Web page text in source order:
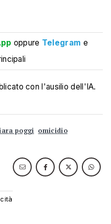
oppure Telegram e
con l'ausilio dell'IA.
poggi omicidio